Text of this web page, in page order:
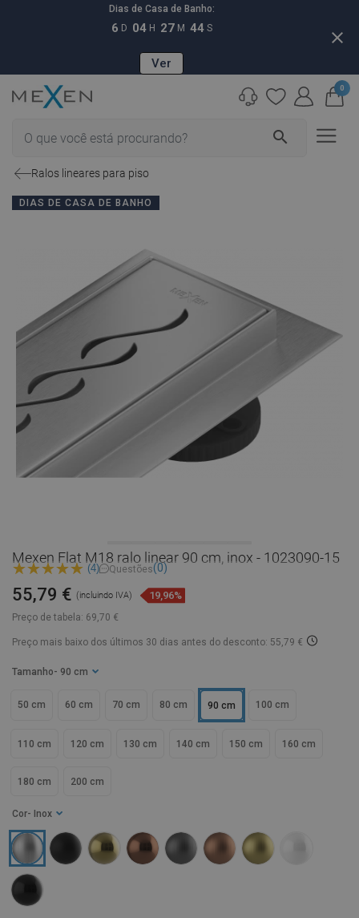
Dias de Casa de Banho:
6 D 04 H 27 M 43 S
Ver
close
search
0
Ralos lineares para piso
DIAS DE CASA DE BANHO
Mexen Flat M18 ralo linear 90 cm, inox - 1023090-15
(4) Questões(0)
Preço de tabela: 69,70 €
55,79 € (incluindo IVA) 19,96%
Preço mais baixo dos últimos 30 dias antes do desconto: 55,79 €
Tamanho - 90 cm
50 cm 60 cm 70 cm 80 cm 90 cm 100 cm
110 cm 120 cm 130 cm 140 cm 150 cm 160 cm
180 cm 200 cm
Cor - Inox